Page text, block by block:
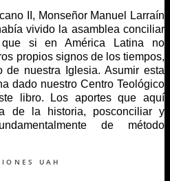
UAH
II, Monseñor Manuel Larraín
vivido la asamblea conciliar
que si en América Latina no
propios signos de los tiempos,
nuestra Iglesia. Asumir esta
dado nuestro Centro Teológico
libro. Los aportes que aquí
de la historia, posconciliar y
de método